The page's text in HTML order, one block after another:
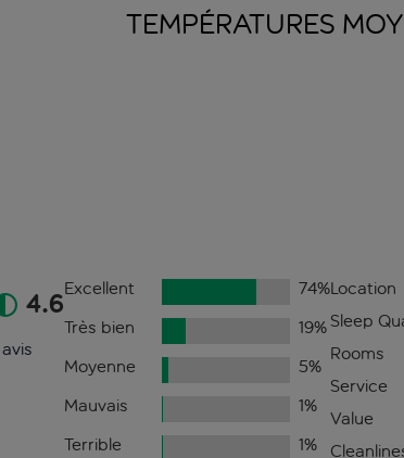
TEMPÉRATURES
4.6Excellent 74%
Très bien
19%
Moyenne
5%
Mauvais
1%
Terrible
1%
Location
Sleep
Rooms
Service
Value